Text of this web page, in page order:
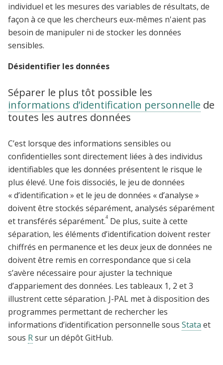
individuel et les mesures des variables de résultats, de
façon à ce que les chercheurs eux-mêmes n'aient pas
besoin de manipuler ni de stocker les données
sensibles.
Désidentifier les données
Séparer le plus tôt possible les
informations d’identification personnelle de
toutes les autres données
C’est lorsque des informations sensibles ou
confidentielles sont directement liées à des individus
identifiables que les données présentent le risque le
plus élevé. Une fois dissociés, le jeu de données
« d’identification » et le jeu de données « d’analyse »
doivent être stockés séparément, analysés séparément
et transférés séparément.4 De plus, suite à cette
séparation, les éléments d’identification doivent rester
chiffrés en permanence et les deux jeux de données ne
doivent être remis en correspondance que si cela
s’avère nécessaire pour ajuster la technique
d’appariement des données. Les tableaux 1, 2 et 3
illustrent cette séparation. J-PAL met à disposition des
programmes permettant de rechercher les
informations d’identification personnelle sous Stata et
sous Rsur un dépôt GitHub.